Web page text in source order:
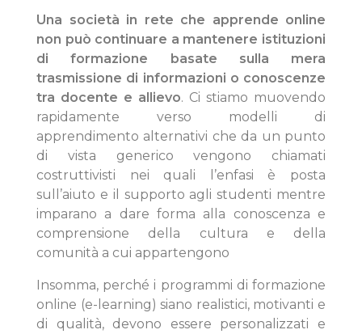
Una società in rete che apprende online
non può continuare a mantenere istituzioni
di formazione basate sulla mera
trasmissione di informazioni o conoscenze
tra docente e allievo. Ci stiamo muovendo
rapidamente verso modelli di
apprendimento alternativi che da un punto
di vista generico vengono chiamati
costruttivisti nei quali l’enfasi è posta
sull’aiuto e il supporto agli studenti mentre
imparano a dare forma alla conoscenza e
comprensione della cultura e della
comunità a cui appartengono
Insomma, perché i programmi di formazione
online (e-learning) siano realistici, motivanti e
di qualità, devono essere personalizzati e